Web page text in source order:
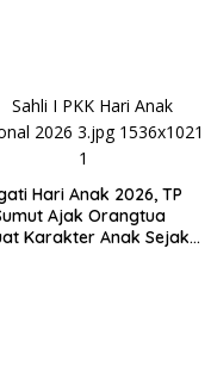
Hari Anak 2026, TP
Ajak Orangtua
Karakter Anak Sejak